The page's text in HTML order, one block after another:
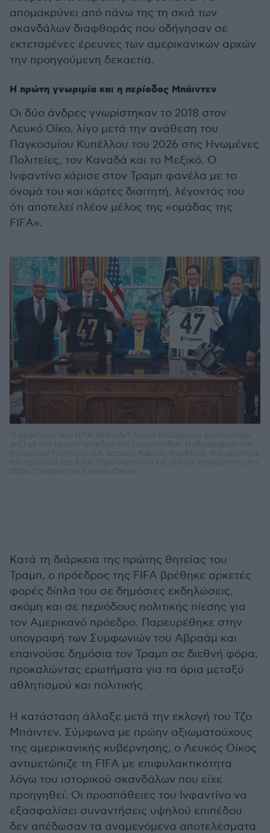
απομακρύνει από πάνω της τη σκιά των
σκανδάλων διαφθοράς που οδήγησαν σε
εκτεταμένες έρευνες των αμερικανικών αρχών
την προηγούμενη δεκαετία.
Η πρώτη γνωριμία και η περίοδος Μπάιντεν
Οι δύο άνδρες γνωρίστηκαν το 2018 στον
Λευκό Οίκο, λίγο μετά την ανάθεση του
Παγκοσμίου Κυπέλλου του 2026 στις Ηνωμένες
Πολιτείες, τον Καναδά και το Μεξικό. Ο
Ινφαντίνο χάρισε στον Τραμπ φανέλα με το
όνομά του και κάρτες διαιτητή, λέγοντάς του
ότι αποτελεί πλέον μέλος της «ομάδας της
FIFA».
Κατά τη διάρκεια της πρώτης θητείας του
Τραμπ, ο πρόεδρος της FIFA βρέθηκε αρκετές
φορές δίπλα του σε δημόσιες εκδηλώσεις,
ακόμη και σε περιόδους πολιτικής πίεσης για
τον Αμερικανό πρόεδρο. Παρευρέθηκε στην
υπογραφή των Συμφωνιών του Αβραάμ και
επαινούσε δημόσια τον Τραμπ σε διεθνή φόρα,
προκαλώντας ερωτήματα για τα όρια μεταξύ
αθλητισμού και πολιτικής.
Η κατάσταση άλλαξε μετά την εκλογή του Τζο
Μπάιντεν. Σύμφωνα με πρώην αξιωματούχους
της αμερικανικής κυβέρνησης, ο Λευκός Οίκος
αντιμετώπιζε τη FIFA με επιφυλακτικότητα
λόγω του ιστορικού σκανδάλων που είχε
προηγηθεί. Οι προσπάθειες του Ινφαντίνο να
εξασφαλίσει συναντήσεις υψηλού επιπέδου
δεν απέδωσαν τα αναμενόμενα αποτελέσματα